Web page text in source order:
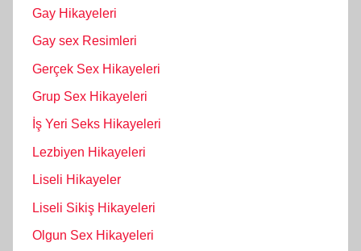
Gay Hikayeleri
Gay sex Resimleri
Gerçek Sex Hikayeleri
Grup Sex Hikayeleri
İş Yeri Seks Hikayeleri
Lezbiyen Hikayeleri
Liseli Hikayeler
Liseli Sikiş Hikayeleri
Olgun Sex Hikayeleri